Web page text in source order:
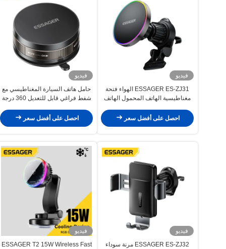
فيديو
ESSAGER ES-ZJ31 الهواء فتحة
مغناطيسية الهاتف المحمول الهاتف
احصل على أفضل سعر
فيديو
حامل هاتف السيارة المغناطيسي مع
شفط فراغي قابل للتعديل 360 درجة
احصل على أفضل سعر
فيديو
ESSAGER ES-ZJ32 مرنة سوداء
فيديو
ESSAGER T2 15W Wireless Fast